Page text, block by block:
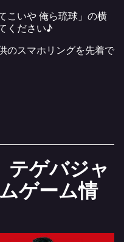
こいや 俺ら琉球」の横
ください♪
のスマホリングを先着で
テゲバジャ
ゲーム情